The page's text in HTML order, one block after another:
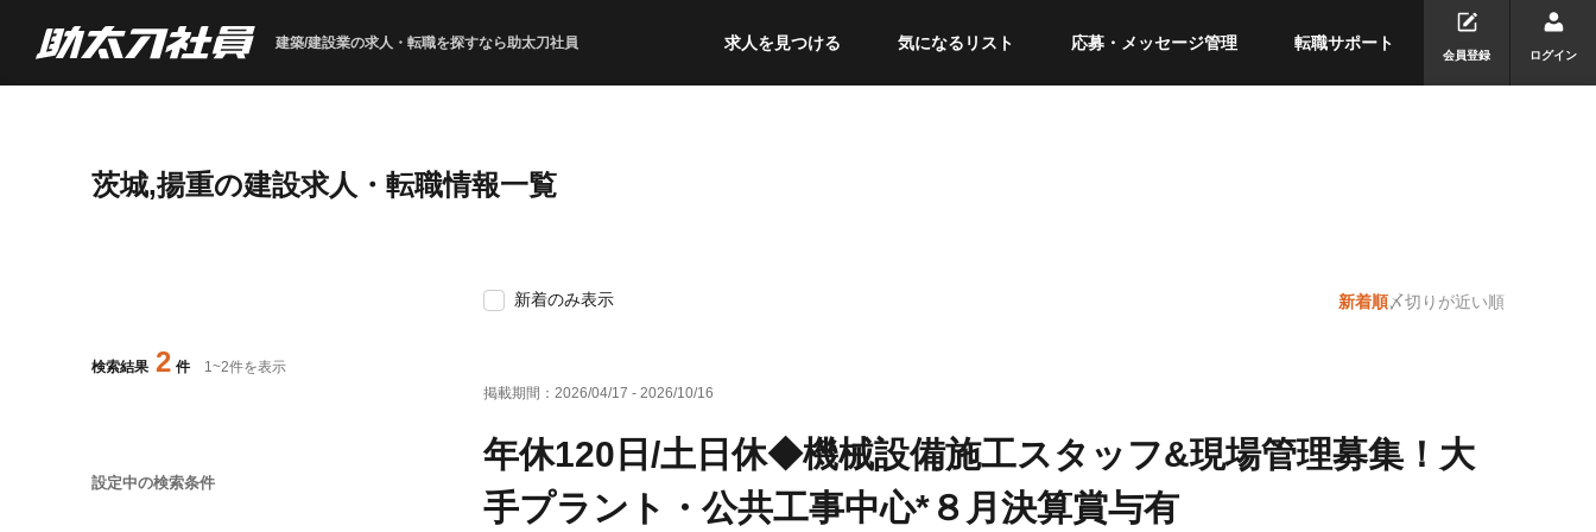
建築/建設業の求人・転職を探すなら助太刀社員 求人を見つける 気になるリスト 応募・メッセージ管理 転職サポート
会員登録 ログイン
茨城,揚重の建設求人・転職情報一覧
検索結果 2 件 1~2件を表示
設定中の検索条件
新着のみ表示 新着順〆切りが近い順
掲載期間： 2026/04/17 - 2026/10/16
年休120日/土日休◆機械設備施工スタッフ&現場管理募集！⼤
⼿プラント・公共工事中心*８月決算賞与有